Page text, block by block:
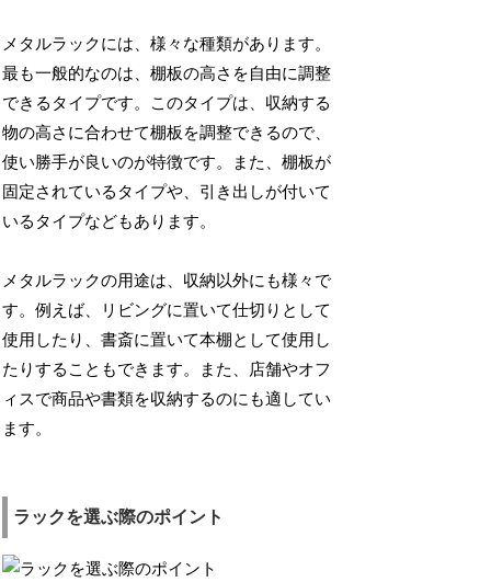
メタルラックには、様々な種類があります。
最も一般的なのは、棚板の高さを自由に調整
できるタイプです。このタイプは、収納する
物の高さに合わせて棚板を調整できるので、
使い勝手が良いのが特徴です。また、棚板が
固定されているタイプや、引き出しが付いて
いるタイプなどもあります。
メタルラックの用途は、収納以外にも様々で
す。例えば、リビングに置いて仕切りとして
使用したり、書斎に置いて本棚として使用し
たりすることもできます。また、店舗やオフ
ィスで商品や書類を収納するのにも適してい
ます。
ラックを選ぶ際のポイント